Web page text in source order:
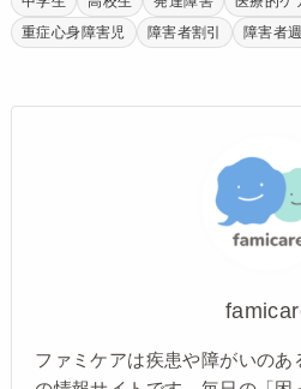
重症心身障害児
障害者割引 障害者
ファミケアは疾患や障がいの